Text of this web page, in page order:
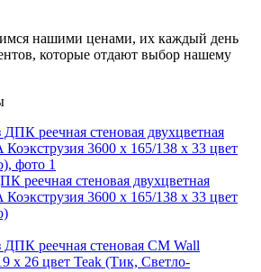
нашими ценами, их каждый день
которые отдают выбор нашему
реечная стеновая двухцветная
3600 х 165/138 х 33 цвет